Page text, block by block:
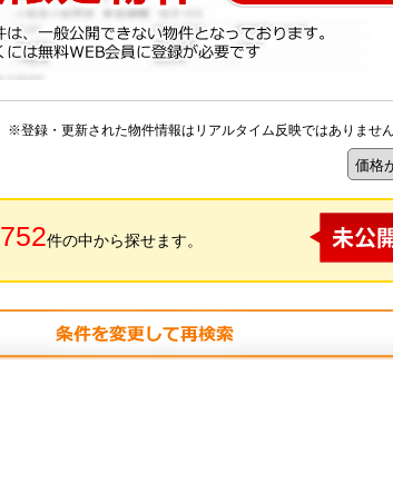
※登録・更新された物件情報はリアルタイム反映ではありませ
752件の中から探せます。